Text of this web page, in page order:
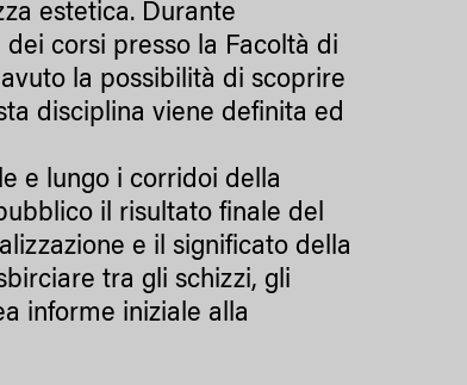
estetica. Durante
dei corsi presso la Facoltà di
la possibilità di scoprire
disciplina viene definita ed
e lungo i corridoi della
il risultato finale del
e il significato della
tra gli schizzi, gli
informe iniziale alla